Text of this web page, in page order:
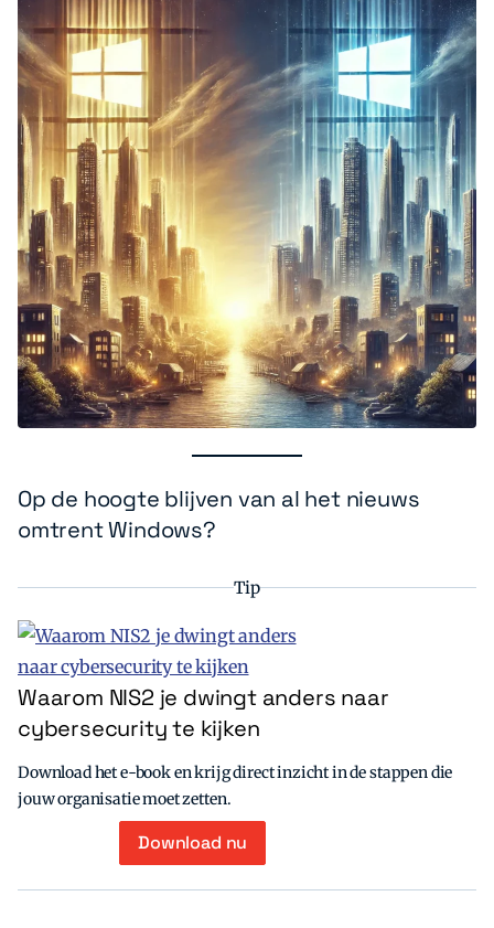
Op de hoogte blijven van al het nieuws
omtrent Windows?
Tip
Waarom NIS2 je dwingt anders naar
cybersecurity te kijken
Download het e-book en krijg direct inzicht in de stappen die
jouw organisatie moet zetten.
Download nu